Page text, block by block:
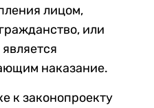
лицом,
или
наказание.
к законопроекту